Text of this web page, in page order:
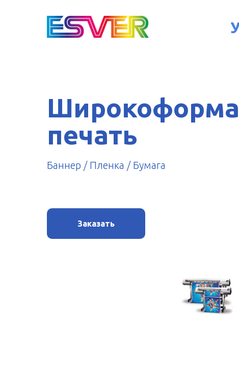
печать
Баннер / Пленка / Бумага
Заказать